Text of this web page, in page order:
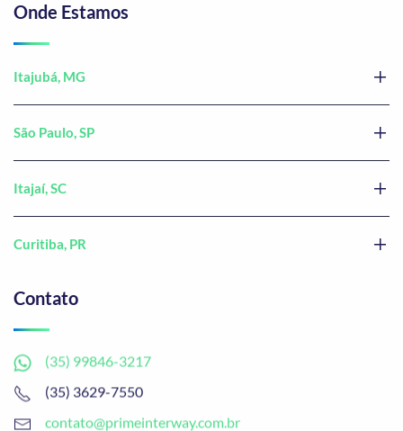
Onde Estamos
Itajubá, MG
São Paulo, SP
Itajaí, SC
Curitiba, PR
Contato
(35) 99846-3217
(35) 3629-7550
contato@primeinterway.com.br